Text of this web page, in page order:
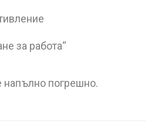
за работа“
напълно погрешно.